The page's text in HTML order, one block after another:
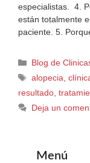
especialistas. 4.
están totalmente
paciente. 5.
Blog de
alopecia,
resultado,
Deja un
Menú